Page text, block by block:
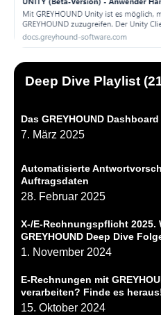
Status
Deep Dive Playlist
Das GREYHOUND
7. März 2025
Automatisierte
Auftragsdaten
28. Februar 2025
X-/E-Rechnungspflicht
GREYHOUND Deep Dive
1. November 2024
E-Rechnungen mit
verarbeiten? Finde es
15. Oktober 2024